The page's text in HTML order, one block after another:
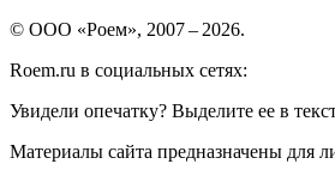
© ООО «Роем», 2007 – 2026.
Roem.ru в социальных сетях:
Увидели опечатку? Выделите ее в
Материалы сайта предназначены для